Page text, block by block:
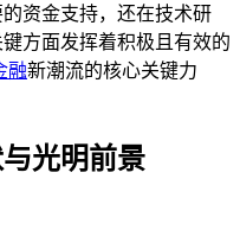
资金支持，还在技术研
方面发挥着积极且有效的
融新潮流的核心关键力
光明前景